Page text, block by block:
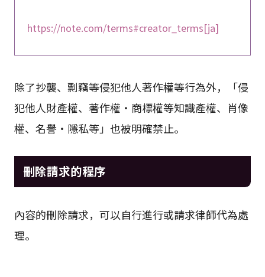
https://note.com/terms#creator_terms[ja]
除了抄襲、剽竊等侵犯他人著作權等行為外，「侵
犯他人財產權、著作權・商標權等知識產權、肖像
權、名譽・隱私等」也被明確禁止。
刪除請求的程序
內容的刪除請求，可以自行進行或請求律師代為處
理。